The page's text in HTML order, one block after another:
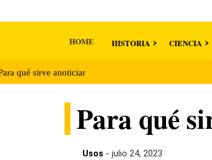
HOME HISTORIA CIENCIA
qué sirve anoticiar
Para qué
Usos - julio 24, 2023